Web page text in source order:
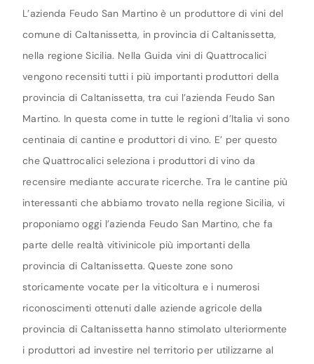
L’azienda Feudo San Martino è un produttore di vini del
comune di Caltanissetta, in provincia di Caltanissetta,
nella regione Sicilia. Nella Guida vini di Quattrocalici
vengono recensiti tutti i più importanti produttori della
provincia di Caltanissetta, tra cui l’azienda Feudo San
Martino. In questa come in tutte le regioni d’Italia vi sono
centinaia di cantine e produttori di vino. E’ per questo
che Quattrocalici seleziona i produttori di vino da
recensire mediante accurate ricerche. Tra le cantine più
interessanti che abbiamo trovato nella regione Sicilia, vi
proponiamo oggi l’azienda Feudo San Martino, che fa
parte delle realtà vitivinicole più importanti della
provincia di Caltanissetta. Queste zone sono
storicamente vocate per la viticoltura e i numerosi
riconoscimenti ottenuti dalle aziende agricole della
provincia di Caltanissetta hanno stimolato ulteriormente
i produttori ad investire nel territorio per utilizzarne al